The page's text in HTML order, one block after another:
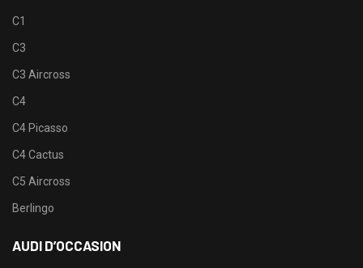
C1
C3
C3 Aircross
C4
C4 Picasso
C4 Cactus
C5 Aircross
Berlingo
AUDI D’OCCASION